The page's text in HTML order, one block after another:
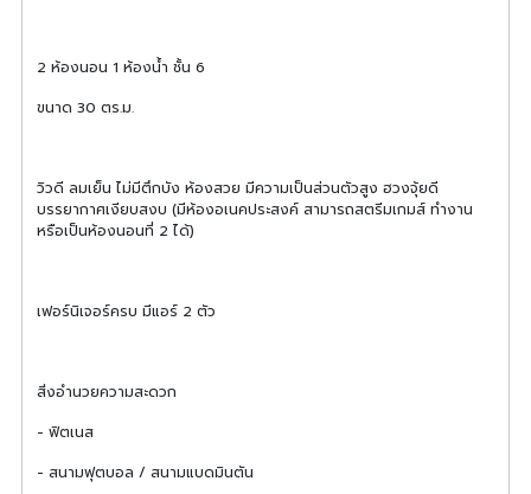
2 ห้องนอน 1 ห้องน้ำ ชั้น 6
ขนาด 30 ตร.ม.
วิวดี ลมเย็น ไม่มีตึกบัง ห้องสวย มีความเป็นส่วนตัวสูง ฮวงจุ้ยดี
บรรยากาศเงียบสงบ (มีห้องอเนคประสงค์ สามารถสตรีมเกมส์ ทำงาน
หรือเป็นห้องนอนที่ 2 ได้)
เฟอร์นิเจอร์ครบ มีแอร์ 2 ตัว
สิ่งอำนวยความสะดวก
- ฟิตเนส
- สนามฟุตบอล / สนามแบดมินตัน